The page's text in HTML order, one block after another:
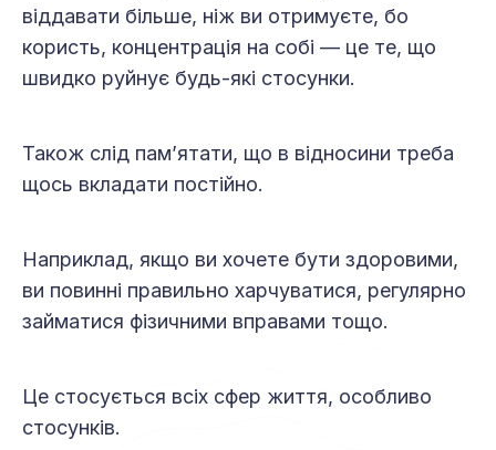
віддавати більше, ніж ви отримуєте, бо
користь, концентрація на собі — це те, що
швидко руйнує будь-які стосунки.
Також слід пам’ятати, що в відносини треба
щось вкладати постійно.
Наприклад, якщо ви хочете бути здоровими,
ви повинні правильно харчуватися, регулярно
займатися фізичними вправами тощо.
Це стосується всіх сфер життя, особливо
стосунків.